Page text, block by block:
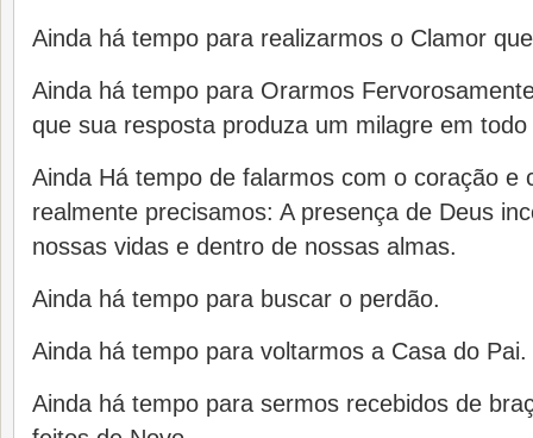
Ainda há tempo para realizarmos o Clamor
Ainda há tempo para Orarmos
que sua resposta produza um milagre em
Ainda Há tempo de falarmos com o coração e
realmente precisamos: A presença de Deus
nossas vidas e dentro de nossas almas.
Ainda há tempo para buscar o perdão.
Ainda há tempo para voltarmos a Casa do Pai.
Ainda há tempo para sermos recebidos de